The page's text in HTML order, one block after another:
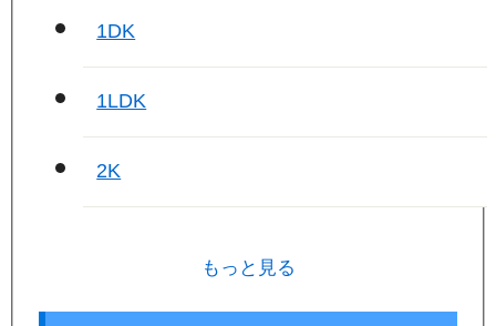
1DK
1LDK
2K
もっと見る